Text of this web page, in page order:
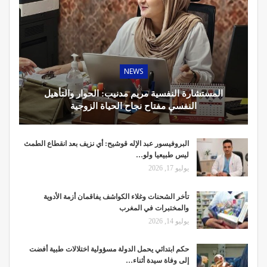
NEWS
المستشارة النفسية مريم مدنيب: الحوار والتأهيل
النفسي مفتاح نجاح الحياة الزوجية
البروفيسور عبد الإله قوشيح: أي نزيف بعد انقطاع الطمث
ليس طبيعيا ولو…
يوليو 17, 2026
تأخر الشحنات وغلاء الكواشف يفاقمان أزمة الأدوية
والمختبرات في المغرب
يوليو 14, 2026
حكم ابتدائي يحمل الدولة مسؤولية اختلالات طبية أفضت
إلى وفاة سيدة أثناء…